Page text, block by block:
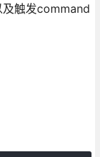
触发command